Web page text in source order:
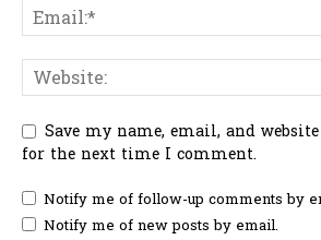
Save my name, email, and
for the next time I comment.
Notify me of follow-up comments by
Notify me of new posts by email.